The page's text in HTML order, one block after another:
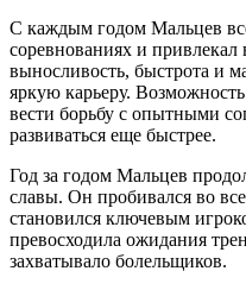
С каждым годом Мальцев
соревнованиях и
выносливость, быстрота и
яркую карьеру.
вести борьбу с опытными
развиваться еще быстрее.
Год за годом Мальцев
славы. Он пробивался во
становился ключевым
превосходила ожидания
захватывало болельщиков.